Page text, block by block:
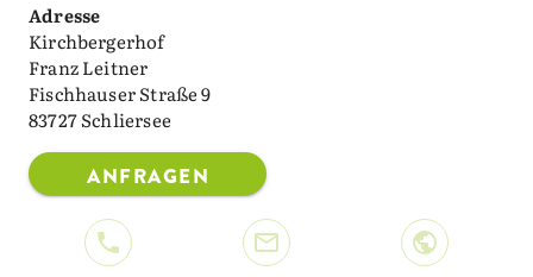
Adresse
Kirchbergerhof
Franz Leitner
Fischhauser Straße 9
83727 Schliersee
ANFRAGEN